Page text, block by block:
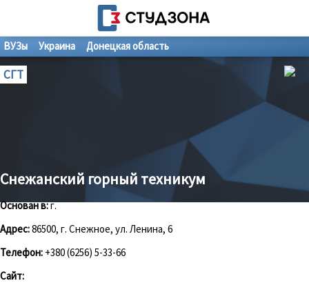
ВУЗы Украина Донецкая область
СГТ
Снежанский горный техникум
Основан в:г.
Адрес:86500, г. Снежное, ул. Ленина, 6
Телефон: +380 (6256) 5-33-66
Сайт: